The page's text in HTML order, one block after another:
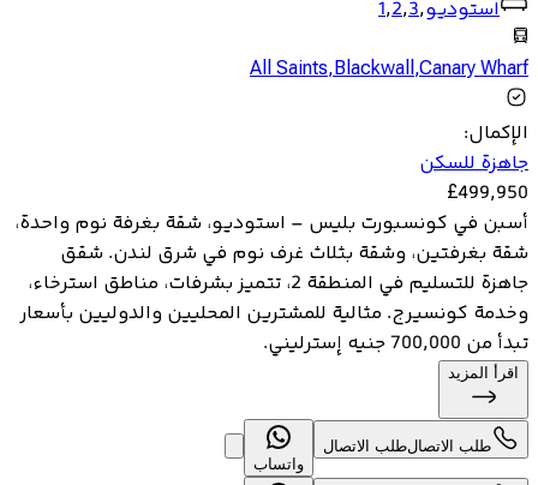
استوديو,
1,2,3
All Saints,Blackwall,Canary Wharf
الإكمال:
جاهزة للسكن
£499,950
أسبن في كونسبورت بليس – استوديو، شقة بغرفة نوم واحدة،
شقة بغرفتين، وشقة بثلاث غرف نوم في شرق لندن. شقق
جاهزة للتسليم في المنطقة 2، تتميز بشرفات، مناطق استرخاء،
وخدمة كونسيرج. مثالية للمشترين المحليين والدوليين بأسعار
تبدأ من 700,000 جنيه إسترليني.
اقرأ المزيد
طلب الاتصالطلب الاتصال
واتساب